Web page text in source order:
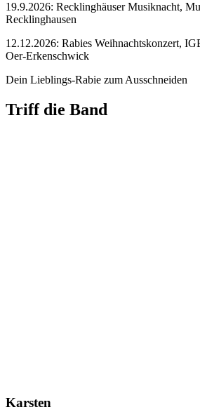
19.9.2026: Recklinghäuser Musiknacht,
Recklinghausen
12.12.2026: Rabies Weihnachtskonzert,
Oer-Erkenschwick
Dein Lieblings-Rabie zum Ausschneiden
Triff die Band
Karsten